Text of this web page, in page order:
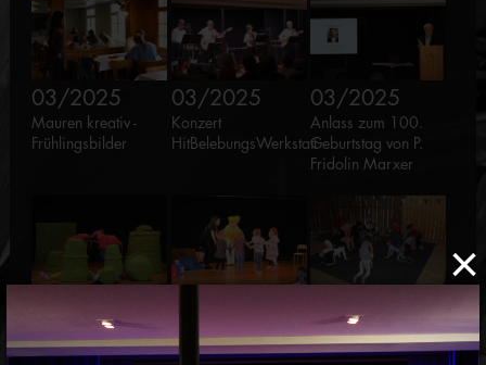
×
03/2025
Mauren kreativ -
Frühlingsbilder
03/2025
Konzert
HitBelebungsWerkstatt
03/2025
Anlass zum 100.
Geburtstag von P.
Fridolin Marxer
03/2025
Figurentheater
"Schnrps krps drps"
04/2025
Lernbox
"Sorgenfresserchen"
04/2025
Zirkusworkshop